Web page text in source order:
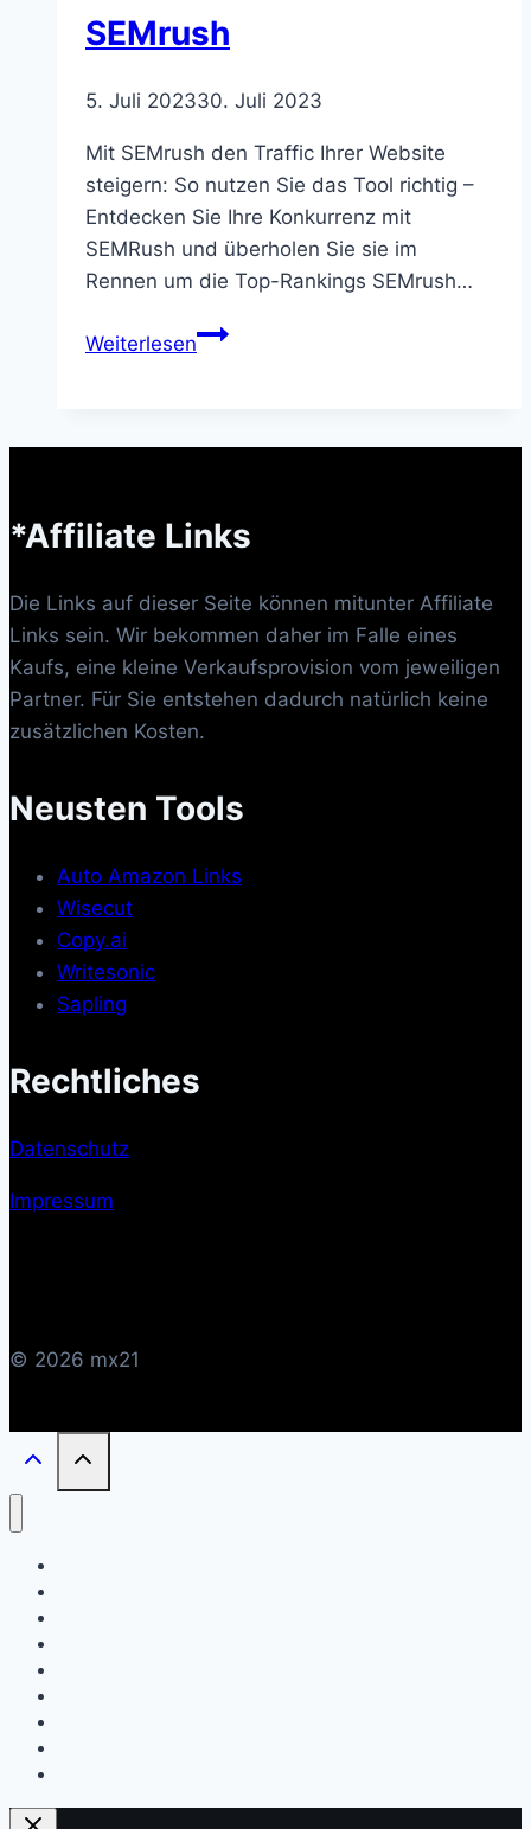
SEMrush
5. Juli 202330. Juli 2023
Mit SEMrush den Traffic Ihrer Website
steigern: So nutzen Sie das Tool richtig –
Entdecken Sie Ihre Konkurrenz mit
SEMRush und überholen Sie sie im
Rennen um die Top-Rankings SEMrush…
WeiterlesenSEMrush
*Affiliate Links
Die Links auf dieser Seite können mitunter Affiliate
Links sein. Wir bekommen daher im Falle eines
Kaufs, eine kleine Verkaufsprovision vom jeweiligen
Partner. Für Sie entstehen dadurch natürlich keine
zusätzlichen Kosten.
Neusten Tools
Auto Amazon Links
Wisecut
Copy.ai
Writesonic
Sapling
Rechtliches
Datenschutz
Impressum
© 2026 mx21